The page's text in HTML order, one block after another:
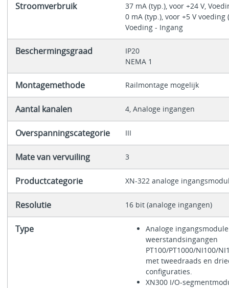
Stroomverbruik
37 mA (typ.), voor +24 V,
0 mA (typ.), voor +5 V voeding
Voeding - Ingang
Beschermingsgraad
IP20
NEMA 1
Montagemethode Railmontage mogelijk
Aantal kanalen 4, Analoge ingangen
Overspanningscategorie III
Mate van vervuiling 3
Productcategorie XN-322 analoge
Resolutie 16 bit (analoge ingangen)
Type
Analoge
weerstandsingangen
PT100/PT1000/NI100/
met tweedraads en
configuraties.
XN300 I/O-